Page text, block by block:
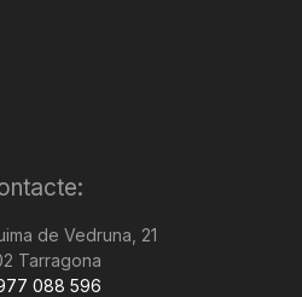
de Vedruna, 21
Tarragona
088 596